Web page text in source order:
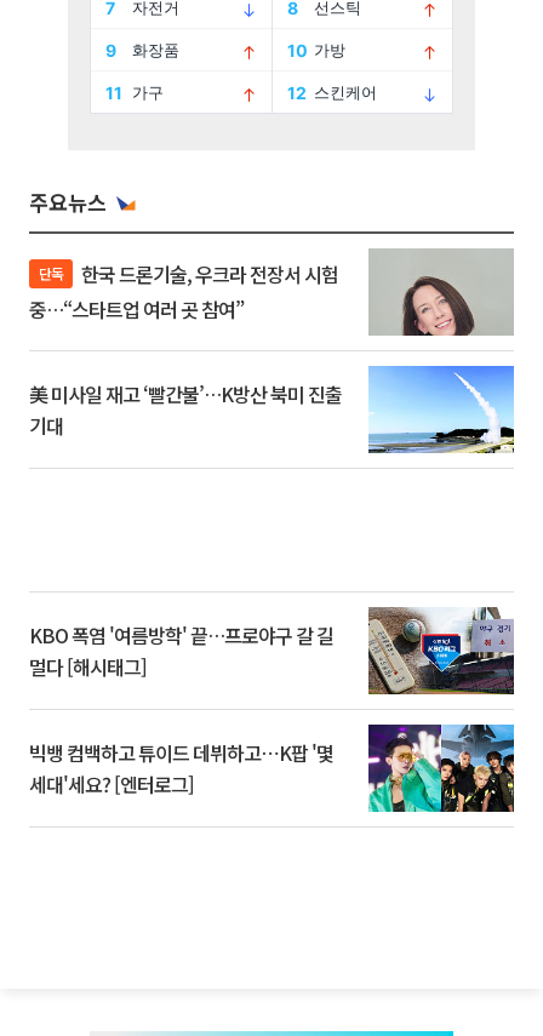
주요뉴스
단독
중…“스타트업 여러 곳 참여”
美 미사일 재고 ‘빨간불’…K방산 북미 진출
기대
KBO 폭염 '여름방학' 끝…프로야구 갈 길
멀다 [해시태그]
빅뱅 컴백하고 튜이드 데뷔하고⋯K팝 '몇
세대'세요? [엔터로그]